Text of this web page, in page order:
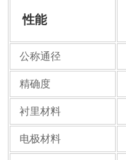
性能
公称通径
精确度
衬里材料
电极材料